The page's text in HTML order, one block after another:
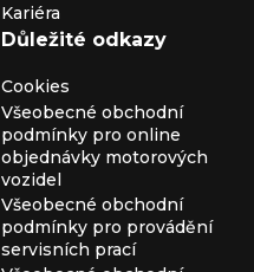
Kariéra
Důležité odkazy
Cookies
Všeobecné obchodní
podmínky pro online
objednávky motorových
vozidel
Všeobecné obchodní
podmínky pro provádění
servisních prací